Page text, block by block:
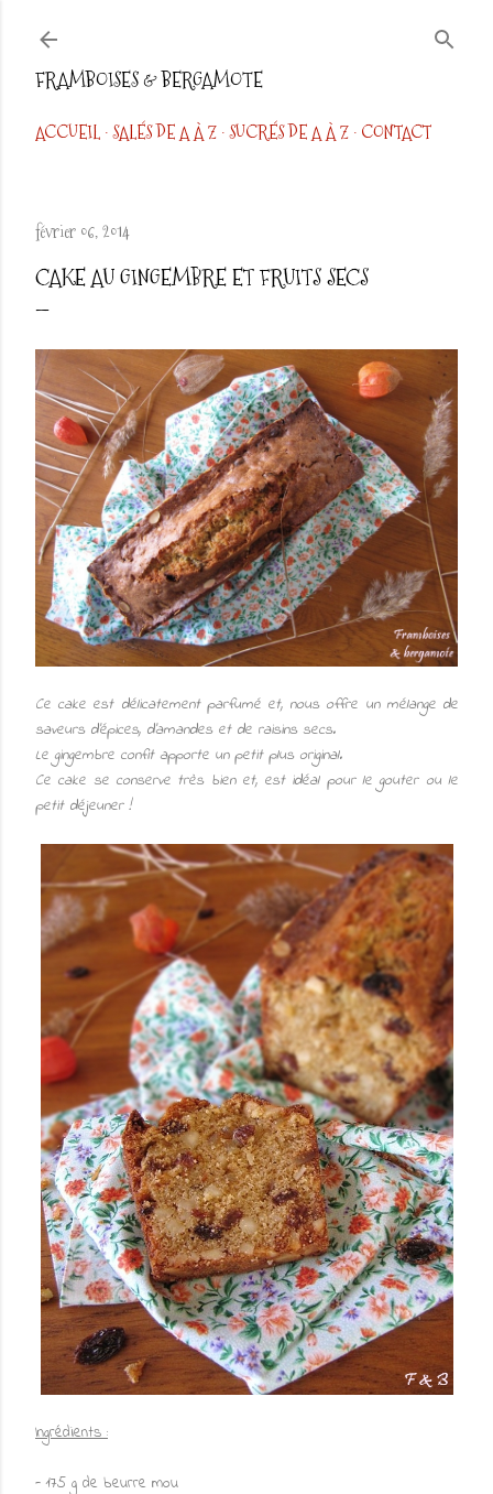
FRAMBOISES & BERGAMOTE
ACCUEIL SALÉS DE A À Z SUCRÉS DE A À Z CONTACT
février 06, 2014
CAKE AU GINGEMBRE ET FRUITS SECS
Ce cake est délicatement parfumé et, nous offre un mélange de
saveurs d'épices, d'amandes et de raisins secs.
Le gingembre confit apporte un petit plus original.
Ce cake se conserve très bien et, est idéal pour le gouter ou le
petit déjeuner !
Ingrédients :
- 175 g de beurre mou